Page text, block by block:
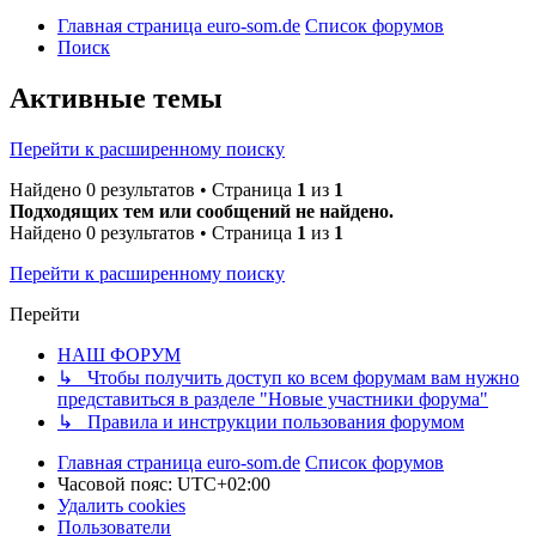
Главная страница euro-som.de Список форумов
Поиск
Активные темы
Перейти к расширенному поиску
Найдено 0 результатов • Страница 1 из 1
Подходящих тем или сообщений не найдено.
Найдено 0 результатов • Страница 1 из 1
Перейти к расширенному поиску
Перейти
НАШ ФОРУМ
↳ Чтобы получить доступ ко всем форумам вам нужно
представиться в разделе "Новые участники форума"
↳ Правила и инструкции пользования форумом
Главная страница euro-som.de Список форумов
Часовой пояс: UTC+02:00
Удалить cookies
Пользователи